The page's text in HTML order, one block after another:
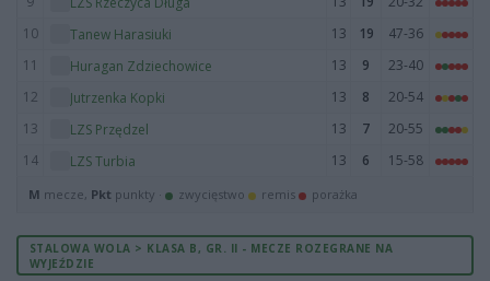
10
Tanew Harasiuki 13 19
47-36
11
Huragan Zdziechowice 13 9
23-40
12
Jutrzenka Kopki 13 8
20-54
13
LZS Przędzel 13 7
20-55
14
LZS Turbia 13 6 15-58
M mecze, Pkt punkty · zwycięstwo remis porażka
STALOWA WOLA > KLASA B, GR. II - MECZE ROZEGRANE NA
WYJEŹDZIE